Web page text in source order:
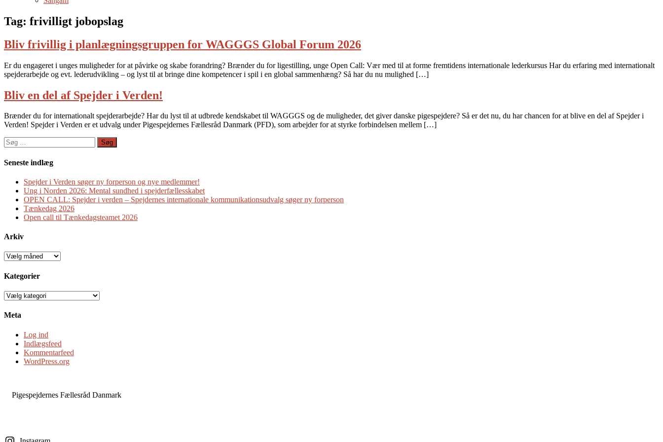
Tag: frivilligt jobopslag
Bliv frivillig i planlægningsgruppen for WAGGGS Global Forum 2026
Er du engageret i unges muligheder for at påvirke og skabe forandring? Brænder du for ligestilling, unge Open Call: Vær med til at forme fremtidens internationale lederkursus Har du erfaring med internationalt
spejderarbejde og evt. lederudvikling – og lyst til at bringe dine kompetencer i spil i en global sammenhæng? Så har du nu mulighed […]
Bliv en del af Spejder i Verden!
Brænder du for internationalt spejderarbejde? Har du lyst til at udbrede kendskabet til WAGGGS og de muligheder, det giver danske pigespejdere? Så er det nu, du har chancen for at blive en del af Spejder i
Verden! Spejder i Verden er et udvalg under Pigespejdernes Fællesråd Danmark (PFD), som arbejder for at styrke forbindelsen mellem […]
Søg
efter:
Seneste indlæg
Spejder i Verden søger ny forperson og nye medlemmer!
Ung i Norden 2026: Mental sundhed i spejderfællesskabet
OPEN CALL: Spejder i verden – Spejdernes internationale kommunikationsudvalg søger ny forperson
Tænkedag 2026
Open call til Tænkedagsteamet 2026
Arkiv
Arkiv
Kategorier
Kategorier
Meta
Log ind
Indlægsfeed
Kommentarfeed
WordPress.org
Pigespejdernes Fællesråd Danmark